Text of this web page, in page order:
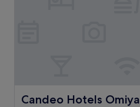
Candeo Hotels Omiya
Candeo Hotels Omiya